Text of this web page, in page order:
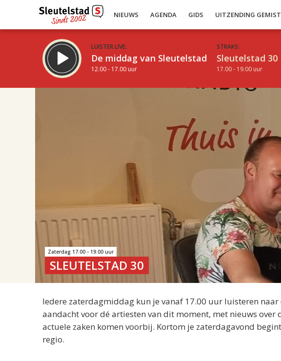
NIEUWS AGENDA GIDS UITZENDING GEMIST
LUISTER LIVE:
De middag van Sleutelstad
12.00 - 17.00 uur
STRAKS:
Sleutelstad 30
17.00 - 19.00 uur
Zaterdag 17.00 - 19.00 uur
SLEUTELSTAD 30
Iedere zaterdagmiddag kun je vanaf 17.00 uur luisteren
aandacht voor dé artiesten van dit moment, met nieuws
actuele zaken komen voorbij. Kortom je zaterdagavond
regio.